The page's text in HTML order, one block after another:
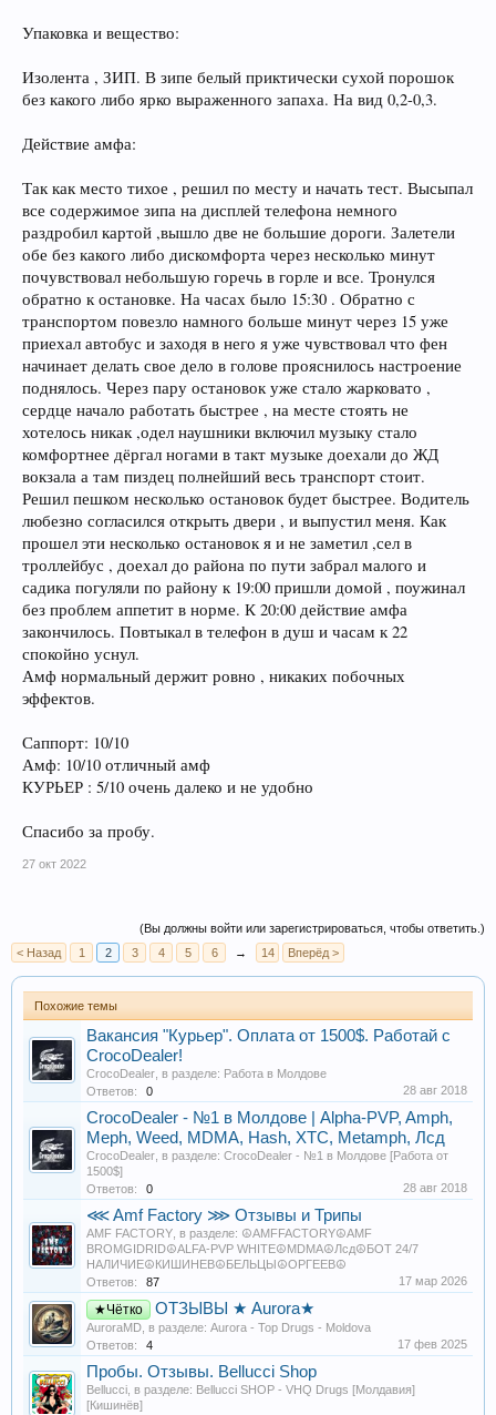
Упаковка и вещество:
Изолента , ЗИП. В зипе белый приктически сухой порошок
без какого либо ярко выраженного запаха. На вид 0,2-0,3.
Действие амфа:
Так как место тихое , решил по месту и начать тест. Высыпал
все содержимое зипа на дисплей телефона немного
раздробил картой ,вышло две не большие дороги. Залетели
обе без какого либо дискомфорта через несколько минут
почувствовал небольшую горечь в горле и все. Тронулся
обратно к остановке. На часах было 15:30 . Обратно с
транспортом повезло намного больше минут через 15 уже
приехал автобус и заходя в него я уже чувствовал что фен
начинает делать свое дело в голове прояснилось настроение
поднялось. Через пару остановок уже стало жарковато ,
сердце начало работать быстрее , на месте стоять не
хотелось никак ,одел наушники включил музыку стало
комфортнее дёргал ногами в такт музыке доехали до ЖД
вокзала а там пиздец полнейший весь транспорт стоит.
Решил пешком несколько остановок будет быстрее. Водитель
любезно согласился открыть двери , и выпустил меня. Как
прошел эти несколько остановок я и не заметил ,сел в
троллейбус , доехал до района по пути забрал малого и
садика погуляли по району к 19:00 пришли домой , поужинал
без проблем аппетит в норме. К 20:00 действие амфа
закончилось. Повтыкал в телефон в душ и часам к 22
спокойно уснул.
Амф нормальный держит ровно , никаких побочных
эффектов.
Саппорт: 10/10
Амф: 10/10 отличный амф
КУРЬЕР : 5/10 очень далеко и не удобно
Спасибо за пробу.
27 окт 2022
(Вы должны войти или зарегистрироваться, чтобы ответить.)
< Назад
1 2 3 4 5 6 → 14 Вперёд >
Похожие темы
Вакансия "Курьер". Оплата от 1500$. Работай с
CrocoDealer!
CrocoDealer , в разделе: Работа в Молдове
Ответов:
0 28 авг 2018
CrocoDealer - №1 в Молдове | Alpha-PVP, Amph,
Meph, Weed, MDMA, Hash, XTC, Metamph, Лсд
CrocoDealer , в разделе: CrocoDealer - №1 в Молдове [Работа от
1500$]
Ответов:
0 28 авг 2018
⋘ Amf Factory ⋙ Отзывы и Трипы
AMF FACTORY , в разделе: ☮️AMFFACTORY☮️AMF
BROMGIDRID☮️ALFA-PVP WHITE☮️MDMA☮️Лсд☮️БОТ 24/7
НАЛИЧИЕ☮️КИШИНЕВ☮️БЕЛЬЦЫ☮️ОРГЕЕВ☮️
Ответов:
87 17 мар 2026
★Чётко ОТЗЫВЫ ★ Aurora★
AuroraMD , в разделе: Aurora - Top Drugs - Moldova
Ответов:
4 17 фев 2025
Пробы. Отзывы. Bellucci Shop
Bellucci , в разделе: Bellucci SHOP - VHQ Drugs [Молдавия]
[Кишинёв]